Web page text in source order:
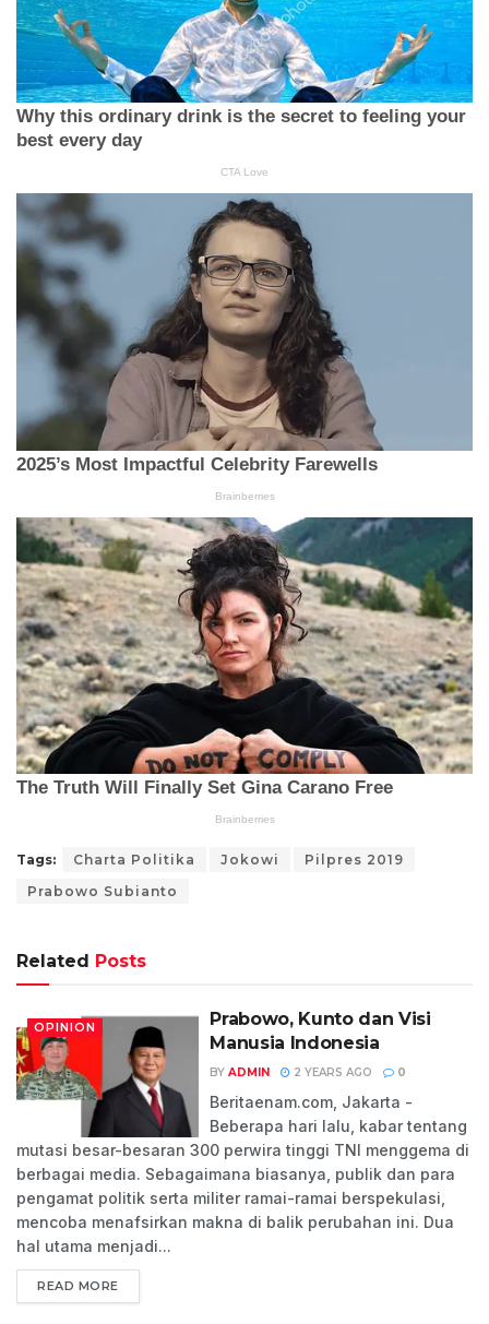
Tags: Charta Politika Jokowi
Pilpres 2019
Prabowo Subianto
Related Posts
OPINION
Prabowo, Kunto dan Visi
Manusia Indonesia
BY ADMIN 2 YEARS AGO 0
Beritaenam.com, Jakarta -
Beberapa hari lalu, kabar tentang
mutasi besar-besaran 300 perwira tinggi TNI menggema di
berbagai media. Sebagaimana biasanya, publik dan para
pengamat politik serta militer ramai-ramai berspekulasi,
mencoba menafsirkan makna di balik perubahan ini. Dua
hal utama menjadi...
READ MORE